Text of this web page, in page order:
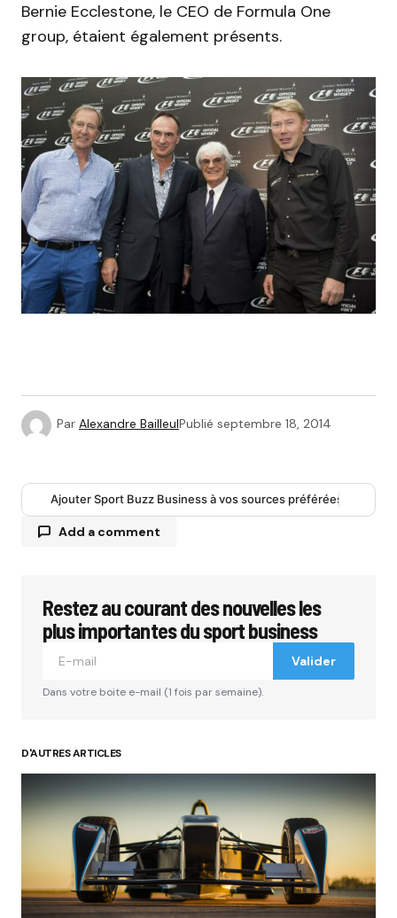
Bernie Ecclestone, le CEO de Formula One
group, étaient également présents.
Par Alexandre BailleulPublié septembre 18, 2014
Ajouter Sport Buzz Business à vos sources préférées
Add a comment
Votre adresse e-mail ne sera pas publiée.Les
champs obligatoires sont indiqués avec*
Your Name*
Your E-mail
Submit Comment
Restez au courant des nouvelles les
plus importantes du sport business
Valider
Dans votre boite e-mail (1 fois par semaine).
D'AUTRES ARTICLES